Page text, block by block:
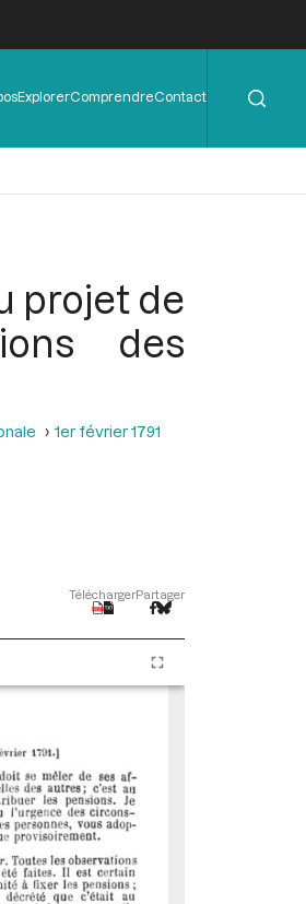
ExplorerComprendreContact
projet de
des
1er février 1791
TéléchargerPartager